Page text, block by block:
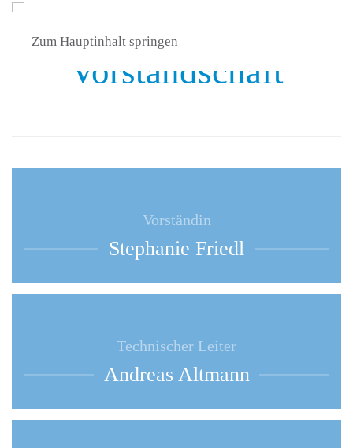
Zum Hauptinhalt springen
Vorstandschaft
Vorständin
Stephanie Friedl
Technischer Leiter
Andreas Altmann